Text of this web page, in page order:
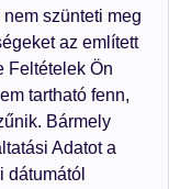
szünteti meg
az említett
Feltételek Ön
tartható fenn,
Bármely
Adatot a
dátumától